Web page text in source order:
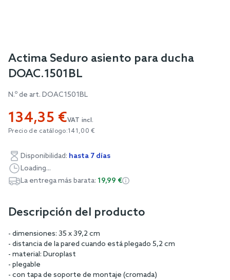
Skip
to
beginning
the
images
Actima Seduro asiento para ducha
DOAC.1501BL
N.º de art. DOAC1501BL
134,35 €VAT incl.
Precio de catálogo:141,00 €
Disponibilidad: hasta 7 días
Loading...
La entrega más barata: 19,99 €
Descripción del producto
- dimensiones: 35 x 39,2 cm
- distancia de la pared cuando está plegado 5,2 cm
- material: Duroplast
- plegable
- con tapa de soporte de montaje (cromada)